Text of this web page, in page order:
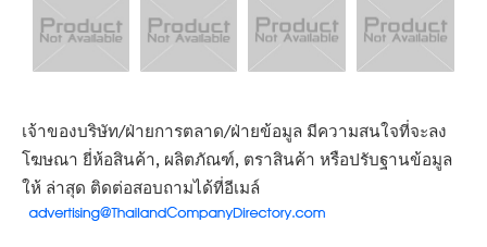
เจ้าของบริษัท/ฝ่ายการตลาด/ฝ่ายข้อมูล มีความสนใจที่จะลง
โฆษณา ยี่ห้อสินค้า, ผลิตภัณฑ์, ตราสินค้า หรือปรับฐานข้อมูล
ให้ ล่าสุด ติดต่อสอบถามได้ที่อีเมล์